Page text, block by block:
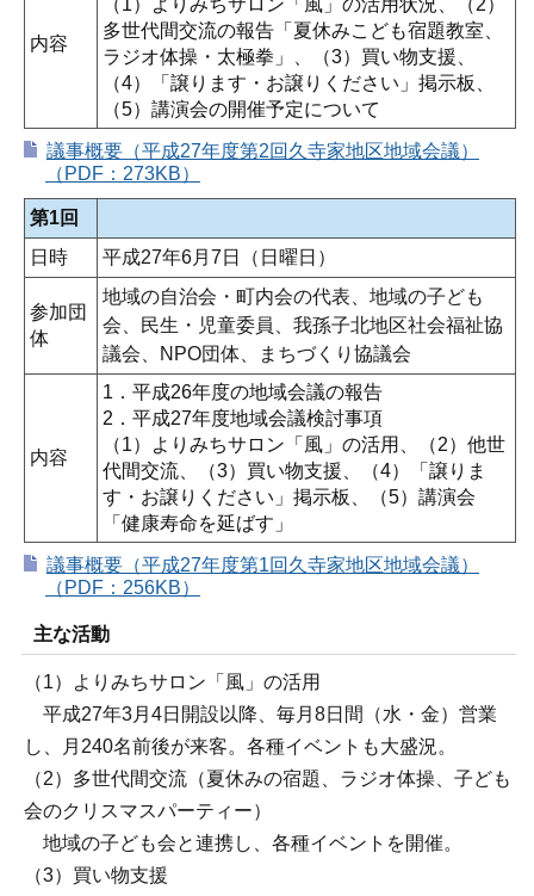
内容
（1）よりみちサロン「風」の活用状況、（2）
多世代間交流の報告「夏休みこども宿題教室、
ラジオ体操・太極拳」、（3）買い物支援、
（4）「譲ります・お譲りください」掲示板、
（5）講演会の開催予定について
議事概要（平成27年度第2回久寺家地区地域会議）
（PDF：273KB）
第1回
日時
平成27年6月7日（日曜日）
参加団
体
地域の自治会・町内会の代表、地域の子ども
会、民生・児童委員、我孫子北地区社会福祉協
議会、NPO団体、まちづくり協議会
内容
1．平成26年度の地域会議の報告
2．平成27年度地域会議検討事項
（1）よりみちサロン「風」の活用、（2）他世
代間交流、（3）買い物支援、（4）「譲りま
す・お譲りください」掲示板、（5）講演会
「健康寿命を延ばす」
議事概要（平成27年度第1回久寺家地区地域会議）
（PDF：256KB）
主な活動
（1）よりみちサロン「風」の活用
平成27年3月4日開設以降、毎月8日間（水・金）営業
し、月240名前後が来客。各種イベントも大盛況。
（2）多世代間交流（夏休みの宿題、ラジオ体操、子ども
会のクリスマスパーティー）
地域の子ども会と連携し、各種イベントを開催。
（3）買い物支援